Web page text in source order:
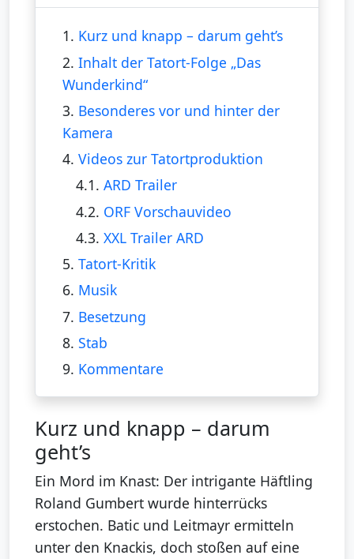
1. Kurz und knapp – darum geht’s
2. Inhalt der Tatort-Folge „Das
Wunderkind“
3. Besonderes vor und hinter der
Kamera
4. Videos zur Tatortproduktion
4.1.ARD Trailer
4.2. ORF Vorschauvideo
4.3.XXL Trailer ARD
5. Tatort-Kritik
6. Musik
7. Besetzung
8. Stab
9. Kommentare
Kurz und knapp – darum
geht’s
Ein Mord im Knast: Der intrigante Häftling
Roland Gumbert wurde hinterrücks
erstochen. Batic und Leitmayr ermitteln
unter den Knackis, doch stoßen auf eine